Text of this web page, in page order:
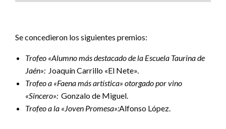
Se concedieron los siguientes premios:
Trofeo «Alumno más destacado de la Escuela Taurina de
Jaén»: Joaquín Carrillo «El Nete».
Trofeo a «Faena más artística» otorgado por vino
«Sincero»: Gonzalo de Miguel.
Trofeo a la «Joven Promesa»:Alfonso López.